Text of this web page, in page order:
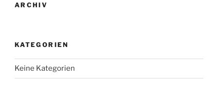
ARCHIV
KATEGORIEN
Keine Kategorien